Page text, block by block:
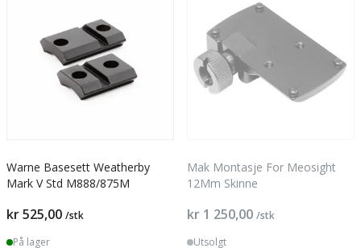
Warne Basesett Weatherby
Mark V Std M888/875M
kr 525,00 /stk
På lager
Mak Montasje For Meosight
12Mm Skinne
kr 1 250,00 /stk
Utsolgt